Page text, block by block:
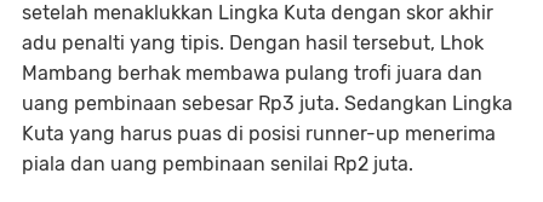
setelah menaklukkan Lingka Kuta dengan skor akhir
adu penalti yang tipis. Dengan hasil tersebut, Lhok
Mambang berhak membawa pulang trofi juara dan
uang pembinaan sebesar Rp3 juta. Sedangkan Lingka
Kuta yang harus puas di posisi runner-up menerima
piala dan uang pembinaan senilai Rp2 juta.